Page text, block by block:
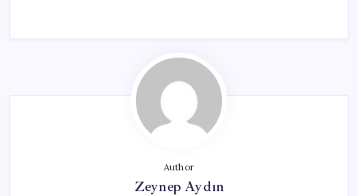
Author
Zeynep Aydın